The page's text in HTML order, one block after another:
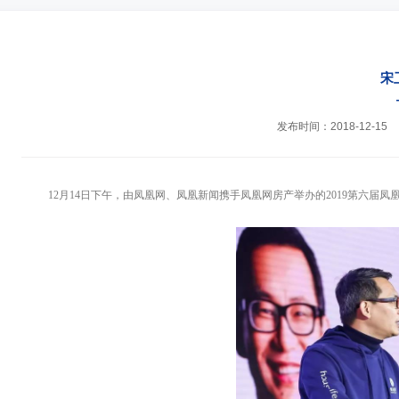
宋
发布时间：2018-12-15
12月 14日下午，由凤凰网、凤凰新闻携手凤凰网房产举办的2019第六届